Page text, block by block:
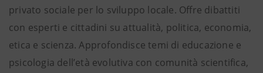
privato sociale per lo sviluppo locale. Offre dibattiti
con esperti e cittadini su attualità, politica, economia,
etica e scienza. Approfondisce temi di educazione e
psicologia dell’età evolutiva con comunità scientifica,